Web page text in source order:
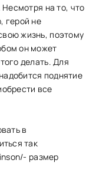
Несмотря на то, что
герой не
жизнь, поэтому
он может
делать. Для
поднятие
все
в
так
размер